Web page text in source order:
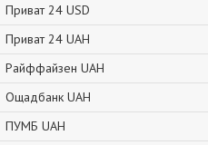
Приват 24 USD
Приват 24 UAH
Райффайзен UAH
Ощадбанк UAH
ПУМБ UAH